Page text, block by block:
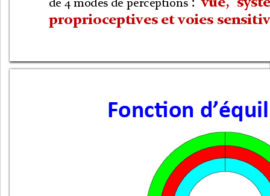
de 4 modes de perceptions
proprioceptives et voies
Fonction d’